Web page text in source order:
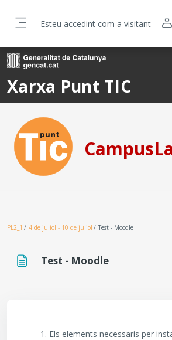
Xarxa Punt TIC
Esteu accedint com a visitant
PL2_1 4 de juliol - 10 de juliol Test - Moodle
Test - Moodle
Els elements necessaris per